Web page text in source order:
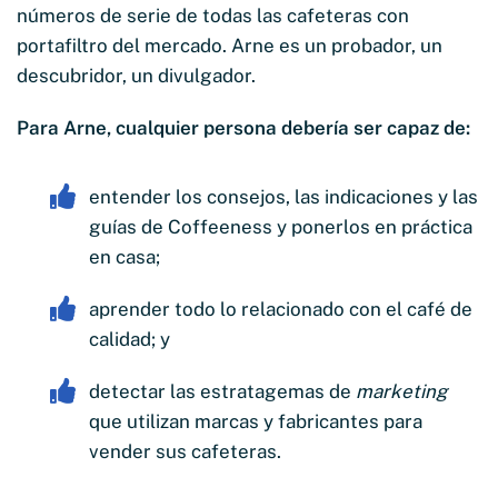
números de serie de todas las cafeteras con
portafiltro del mercado. Arne es un probador, un
descubridor, un divulgador.
Para Arne, cualquier persona debería ser capaz de:
entender los consejos, las indicaciones y las
guías de Coffeeness y ponerlos en práctica
en casa;
aprender todo lo relacionado con el café de
calidad; y
detectar las estratagemas de marketing
que utilizan marcas y fabricantes para
vender sus cafeteras.